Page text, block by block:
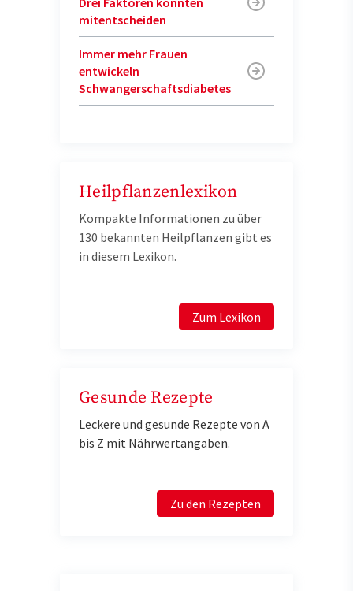
mitentscheiden
Immer mehr Frauen
entwickeln
Schwangerschaftsdiabetes
Heilpflanzenlexikon
Kompakte Informationen zu über
130 bekannten Heilpflanzen gibt es
in diesem Lexikon.
Zum Lexikon
Gesunde Rezepte
Leckere und gesunde Rezepte von A
bis Z mit Nährwertangaben.
Zu den Rezepten